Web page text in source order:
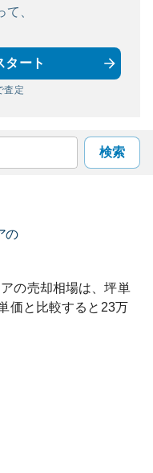
、
タート
査定
検索
の
の売却相場は、坪単
価と比較すると 23万